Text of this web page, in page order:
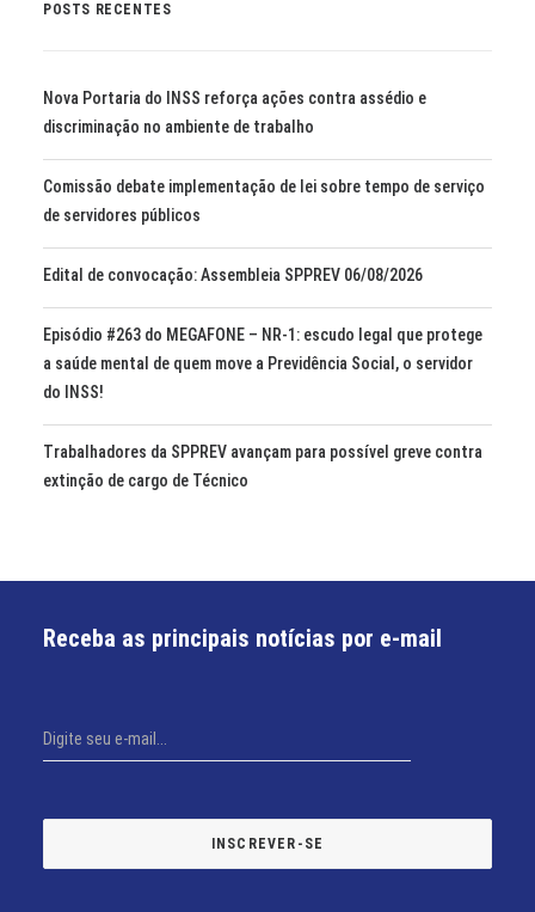
POSTS RECENTES
Nova Portaria do INSS reforça ações contra assédio e
discriminação no ambiente de trabalho
Comissão debate implementação de lei sobre tempo de serviço
de servidores públicos
Edital de convocação: Assembleia SPPREV 06/08/2026
Episódio #263 do MEGAFONE – NR-1: escudo legal que protege
a saúde mental de quem move a Previdência Social, o servidor
do INSS!
Trabalhadores da SPPREV avançam para possível greve contra
extinção de cargo de Técnico
Receba as principais notícias por e-mail